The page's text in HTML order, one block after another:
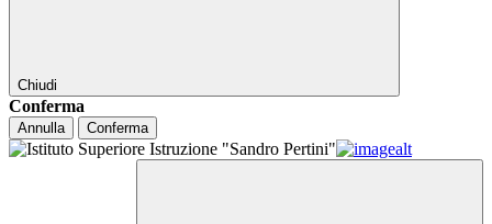
Chiudi
Conferma
Annulla Conferma